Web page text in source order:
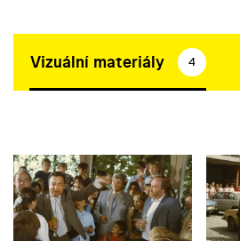
Vizuální materiály 4